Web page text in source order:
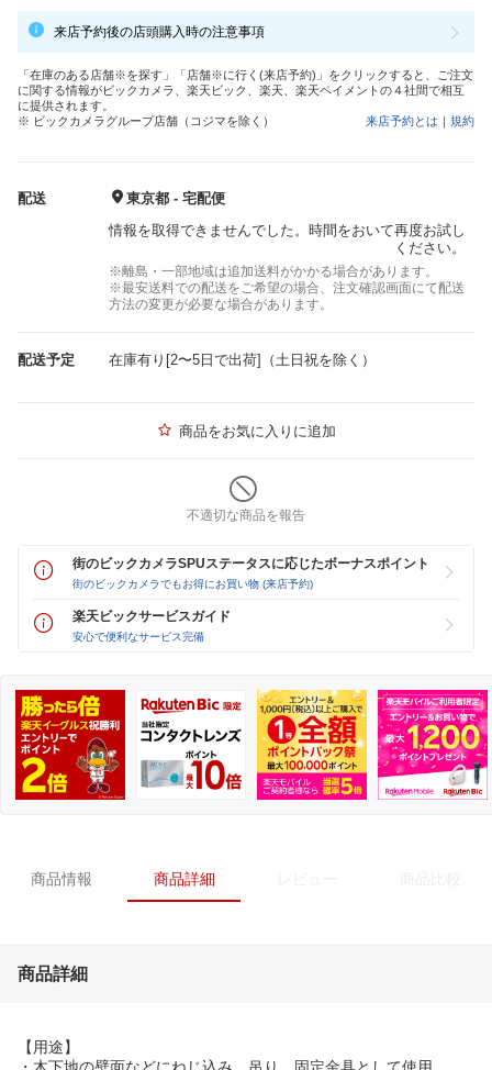
来店予約後の店頭購入時の注意事項
「在庫のある店舗※を探す」「店舗※に行く(来店予約)」をクリックすると、ご注文
に関する情報がビックカメラ、楽天ビック、楽天、楽天ペイメントの４社間で相互
に提供されます。
※ ビックカメラグループ店舗（コジマを除く）
来店予約とは ｜ 規約
配送
東京都 - 宅配便
情報を取得できませんでした。時間をおいて再度お試し
ください。
※離島・一部地域は追加送料がかかる場合があります。
※最安送料での配送をご希望の場合、注文確認画面にて配送
方法の変更が必要な場合があります。
配送予定 在庫有り[2〜5日で出荷]（土日祝を除く）
商品をお気に入りに追加
不適切な商品を報告
街のビックカメラSPUステータスに応じたボーナスポイント
街のビックカメラでもお得にお買い物 (来店予約)
楽天ビックサービスガイド
安心で便利なサービス完備
商品情報 商品詳細
商品詳細
【用途】
・木下地の壁面などにねじ込み、吊り、固定金具として使用。